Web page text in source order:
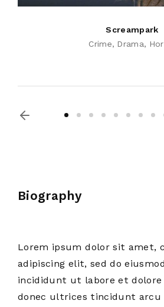
Screampark
Crime
Drama
Biography
Lorem ipsum dolor sit amet,
adipiscing elit, sed do
incididunt ut labore et dolore
donec ultrices tincidunt arcu